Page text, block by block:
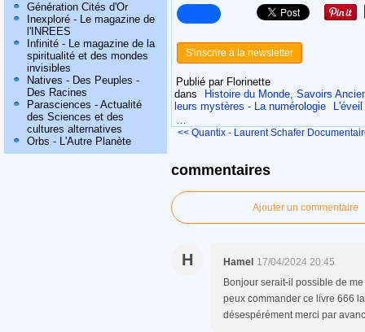
Génération Cités d'Or
Inexploré - Le magazine de
l'INREES
Infinité - Le magazine de la
spiritualité et des mondes
invisibles
Natives - Des Peuples -
Des Racines
Parasciences - Actualité
des Sciences et des
cultures alternatives
Orbs - L'Autre Planète
S'inscrire à la newsletter
Publié par Florinette
dans
Histoire du Monde, Savoirs
leurs mystères - La numérologie
<< Quantix - Laurent Schafer
commentaires
Ajouter un commentaire
H Hamel 17/04/2024 20:45
Bonjour serait-il possible de
peux commander ce livre 666
désespérément merci par